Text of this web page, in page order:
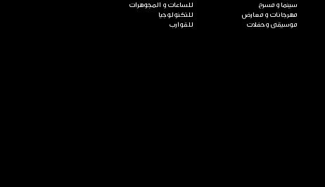
سينما و مسرح
مهرجانات و معارض
موسيقى وحفلات
للساعات و المجوهرات
للتكنولوجيا
للقوارب